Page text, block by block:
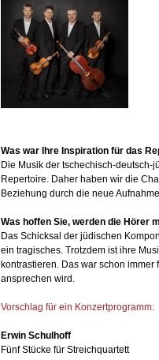
Was war Ihre Inspiration für das
Die Musik der tschechisch-
Repertoire. Daher haben wir die
Beziehung durch die neue
Was hoffen Sie, werden die Hörer
Das Schicksal der jüdischen
ein tragisches. Trotzdem ist ihre
kontrastieren. Das war schon
ansprechen wird.
Vorschlag für ein Konzertprogramm:
Erwin Schulhoff
Fünf Stücke für Streichquartett